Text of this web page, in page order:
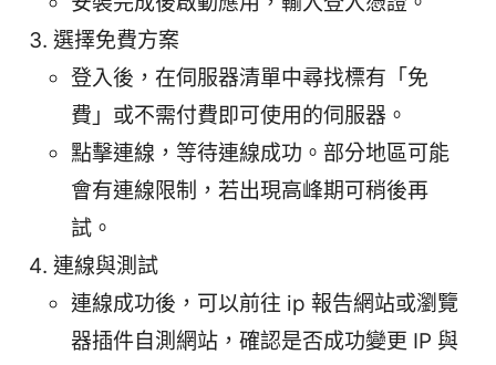
選擇免費方案
登入後，在伺服器清單中尋找標有「免
費」或不需付費即可使用的伺服器。
點擊連線，等待連線成功。部分地區可能
會有連線限制，若出現高峰期可稍後再
試。
連線與測試
連線成功後，可以前往 ip 報告網站或瀏覽
器插件自測網站，確認是否成功變更 IP 與